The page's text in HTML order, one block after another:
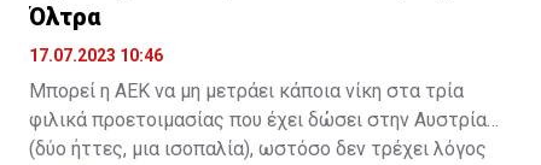
Όλτρα
17.07.2023 10:46
Μπορεί η ΑΕΚ να μη μετράει κάποια νίκη στα τρία
φιλικά προετοιμασίας που έχει δώσει στην Αυστρία
(δύο ήττες, μια ισοπαλία), ωστόσο δεν τρέχει λόγος